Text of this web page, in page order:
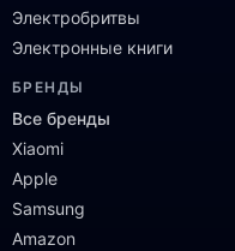
Электробритвы
Электронные книги
БРЕНДЫ
Все бренды
Xiaomi
Apple
Samsung
Amazon